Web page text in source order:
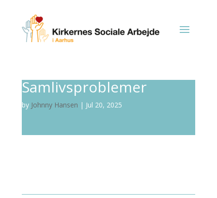
Samlivsproblemer
by Johnny Hansen | Jul 20, 2025